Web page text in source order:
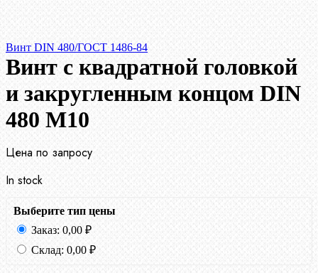
Винт DIN 480/ГОСТ 1486-84
Винт с квадратной головкой
и закругленным концом DIN
480 М10
Цена по запросу
In stock
Выберите тип цены
Заказ: 0,00 ₽
Склад: 0,00 ₽